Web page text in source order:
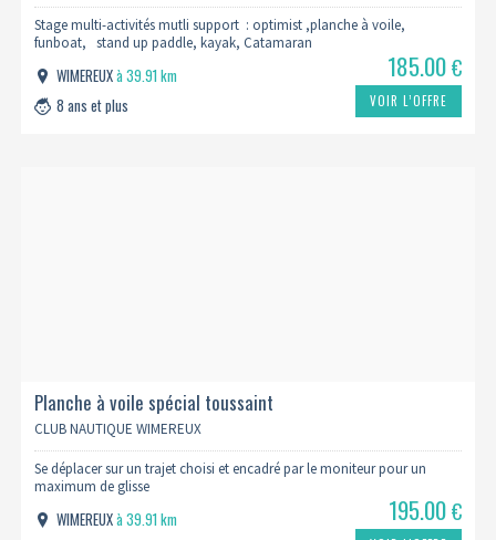
Stage multi-activités mutli support : optimist ,planche à voile,
funboat, stand up paddle, kayak, Catamaran
WIMEREUXà 39.91 km
8 ans et plus
185.00€
VOIR L’OFFRE
Planche à voile spécial toussaint
CLUB NAUTIQUE WIMEREUX
Se déplacer sur un trajet choisi et encadré par le moniteur pour un
maximum de glisse
WIMEREUXà 39.91 km
195.00€